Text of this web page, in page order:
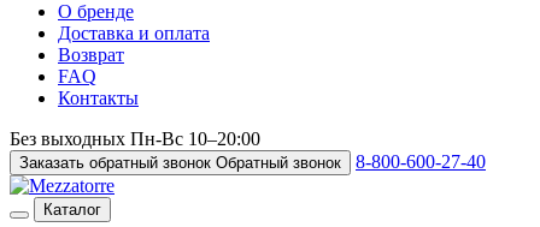
О бренде
Доставка и оплата
Возврат
FAQ
Контакты
Без выходных Пн-Вс 10–20:00
Заказать обратный звонок Обратный звонок 8-800-600-27-40
Каталог